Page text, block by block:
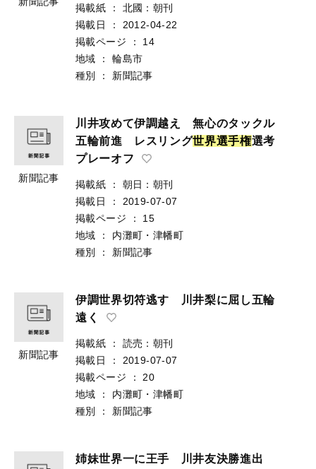
掲載紙 ：
北國：朝刊
掲載日
：
2012-04-22
掲載ページ
：
14
地域
：
輪島市
種別
： 新聞記事
新聞記事
川井攻めて伊調越え 無心のタックル
五輪前進 レスリング世界選手権選考
プレーオフ
掲載紙 ：
朝日：朝刊
掲載日
：
2019-07-07
掲載ページ
：
15
地域
：
内灘町・津幡町
種別
： 新聞記事
新聞記事
伊調世界切符逃す 川井梨に屈し五輪
遠く
掲載紙 ：
読売：朝刊
掲載日
：
2019-07-07
掲載ページ
：
20
地域
：
内灘町・津幡町
種別
： 新聞記事
姉妹世界一に王手 川井友決勝進出